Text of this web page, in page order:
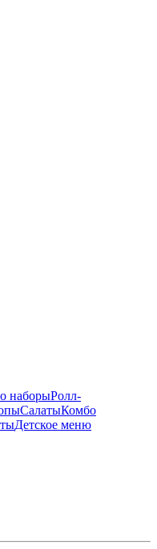
наборыРолл-
СалатыКомбо
Детское меню